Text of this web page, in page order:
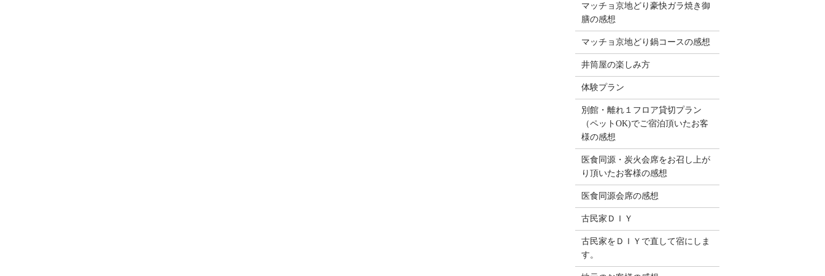
マッチョ京地どり豪快ガラ焼き御
膳の感想
マッチョ京地どり鍋コースの感想
井筒屋の楽しみ方
体験プラン
別館・離れ１フロア貸切プラン
（ペットOK)でご宿泊頂いたお客
様の感想
医食同源・炭火会席をお召し上が
り頂いたお客様の感想
医食同源会席の感想
古民家ＤＩＹ
古民家をＤＩＹで直して宿にしま
す。